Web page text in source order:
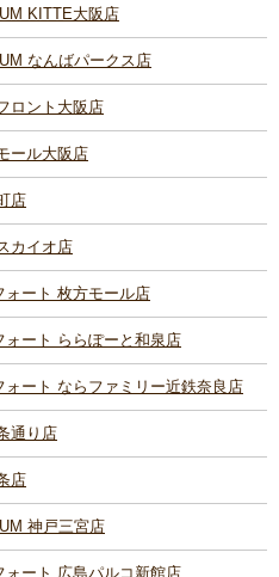
KITTE大阪店
なんばパークス店
ロント大阪店
ール大阪店
店
カイオ店
ォート 枚方モール店
ート ららぽーと和泉店
ート ならファミリー近鉄奈良店
通り店
店
神戸三宮店
ート 広島パルコ新館店